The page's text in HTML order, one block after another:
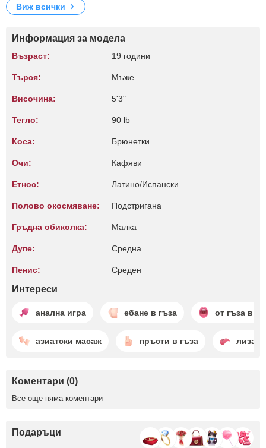
Виж всички
Информация за модела
Възраст: 19 години
Търся: Мъже
Височина: 5'3"
Тегло: 90 lb
Коса: Брюнетки
Очи: Кафяви
Етнос: Латино/Испански
Полово окосмяване: Подстригана
Гръдна обиколка: Малкa
Дупе: Среднa
Пенис: Среден
Интереси
анална игра ебане в гъза от гъза в
азиатски масаж пръсти в гъза
Коментари (0)
Все още няма коментари
Подаръци